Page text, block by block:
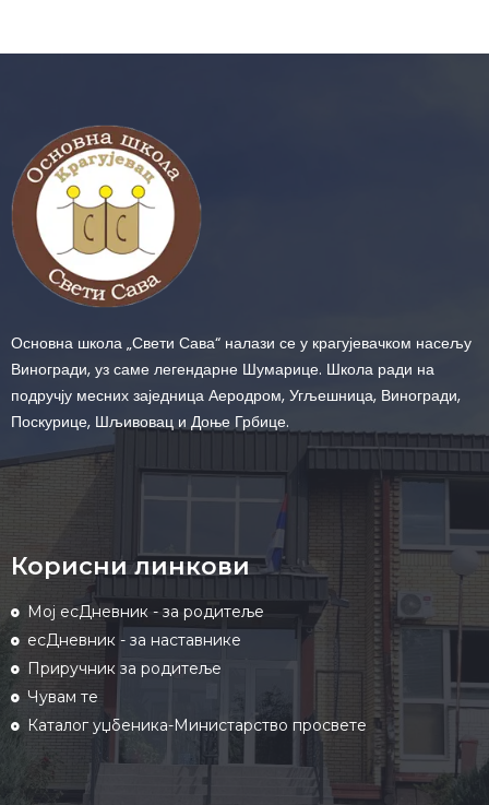
Основна школа „Свети Сава“ налази се у крагујевачком насељу
Виногради, уз саме легендарне Шумарице. Школа ради на
подручју месних заједница Аеродром, Угљешница, Виногради,
Поскурице, Шљивовац и Доње Грбице.
Корисни линкови
Мој есДневник - за родитеље
есДневник - за наставнике
Приручник за родитеље
Чувам те
Каталог уџбеника-Министарство просвете